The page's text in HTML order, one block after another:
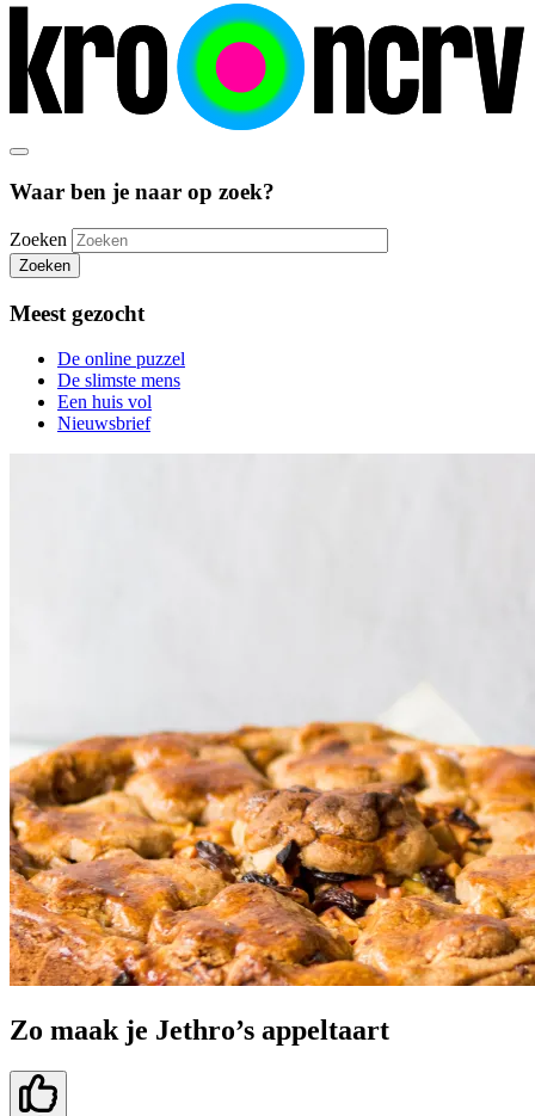
Waar ben je naar op zoek?
Zoeken
Zoeken
Meest gezocht
De online puzzel
De slimste mens
Een huis vol
Nieuwsbrief
Zo maak je Jethro’s appeltaart